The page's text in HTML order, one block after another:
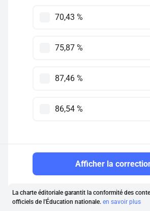
70,43 %
75,87 %
87,46 %
86,54 %
Afficher la
La charte éditoriale garantit la conformité des
officiels de l'Éducation nationale. en savoir plus